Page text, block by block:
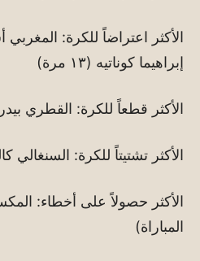
الأكثر اعتراضاً للكرة:
إبراهيما كوناتيه (١٣ مرة)
الأكثر قطعاً للكرة: القطري بيدرو
الأكثر تشتيتاً للكرة: السنغالي
المباراة)